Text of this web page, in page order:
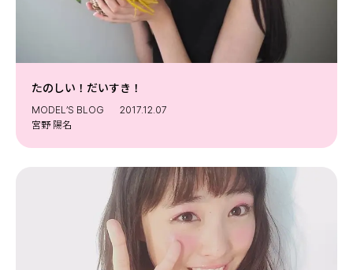
たのしい！だいすき！
MODEL’S BLOG
2017.12.07
宮野 陽名